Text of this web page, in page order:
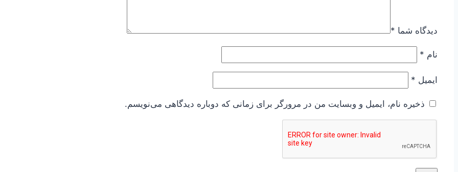
دیدگاه شما *
نام *
ایمیل *
ذخیره نام، ایمیل و وبسایت من در مرورگر برای زمانی که دوباره دیدگاهی می‌نویسم.